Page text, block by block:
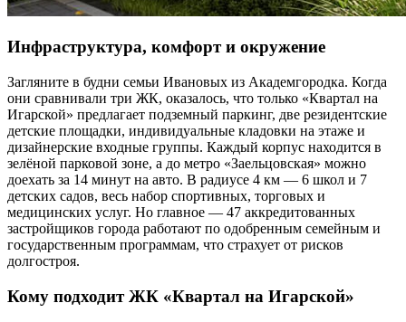
Инфраструктура, комфорт и окружение
Загляните в будни семьи Ивановых из Академгородка. Когда
они сравнивали три ЖК, оказалось, что только «Квартал на
Игарской» предлагает подземный паркинг, две резидентские
детские площадки, индивидуальные кладовки на этаже и
дизайнерские входные группы. Каждый корпус находится в
зелёной парковой зоне, а до метро «Заельцовская» можно
доехать за 14 минут на авто. В радиусе 4 км — 6 школ и 7
детских садов, весь набор спортивных, торговых и
медицинских услуг. Но главное — 47 аккредитованных
застройщиков города работают по одобренным семейным и
государственным программам, что страхует от рисков
долгостроя.
Кому подходит ЖК «Квартал на Игарской»